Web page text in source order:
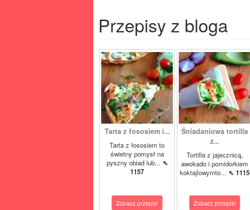
Przepisy z bloga
Tarta z łososiem i...
Tarta z łososiem to
świetny pomysł na
pyszny obiad lub... ⇖
1157
Zobacz przepis!
Śniadaniowa tortilla
z...
Tortilla z jajecznicą,
awokado i pomidorkiem
koktajlowymto... ⇖ 1115
Zobacz przepis!